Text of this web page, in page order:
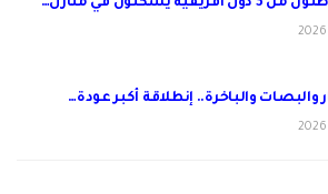
يسكنون في منازل…
والبصات والباخرة.. إنطلاقة أكبر عودة…